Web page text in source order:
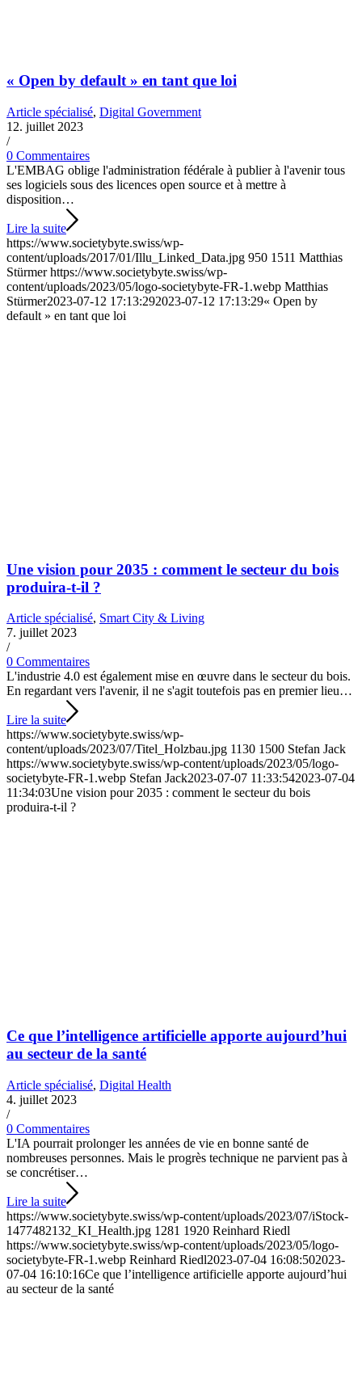
« Open by default » en tant que loi
Article spécialisé, Digital Government
12. juillet 2023
/
0 Commentaires
L'EMBAG oblige l'administration fédérale à publier à l'avenir tous
ses logiciels sous des licences open source et à mettre à
disposition…
Lire la suite
https://www.societybyte.swiss/wp-
content/uploads/2017/01/Illu_Linked_Data.jpg 950 1511 Matthias
Stürmer https://www.societybyte.swiss/wp-
content/uploads/2023/05/logo-societybyte-FR-1.webp Matthias
Stürmer2023-07-12 17:13:292023-07-12 17:13:29« Open by
default » en tant que loi
Une vision pour 2035 : comment le secteur du bois
produira-t-il ?
Article spécialisé, Smart City & Living
7. juillet 2023
/
0 Commentaires
L'industrie 4.0 est également mise en œuvre dans le secteur du bois.
En regardant vers l'avenir, il ne s'agit toutefois pas en premier lieu…
Lire la suite
https://www.societybyte.swiss/wp-
content/uploads/2023/07/Titel_Holzbau.jpg 1130 1500 Stefan Jack
https://www.societybyte.swiss/wp-content/uploads/2023/05/logo-
societybyte-FR-1.webp Stefan Jack2023-07-07 11:33:542023-07-04
11:34:03Une vision pour 2035 : comment le secteur du bois
produira-t-il ?
Ce que l’intelligence artificielle apporte aujourd’hui
au secteur de la santé
Article spécialisé, Digital Health
4. juillet 2023
/
0 Commentaires
L'IA pourrait prolonger les années de vie en bonne santé de
nombreuses personnes. Mais le progrès technique ne parvient pas à
se concrétiser…
Lire la suite
https://www.societybyte.swiss/wp-content/uploads/2023/07/iStock-
1477482132_KI_Health.jpg 1281 1920 Reinhard Riedl
https://www.societybyte.swiss/wp-content/uploads/2023/05/logo-
societybyte-FR-1.webp Reinhard Riedl2023-07-04 16:08:502023-
07-04 16:10:16Ce que l’intelligence artificielle apporte aujourd’hui
au secteur de la santé